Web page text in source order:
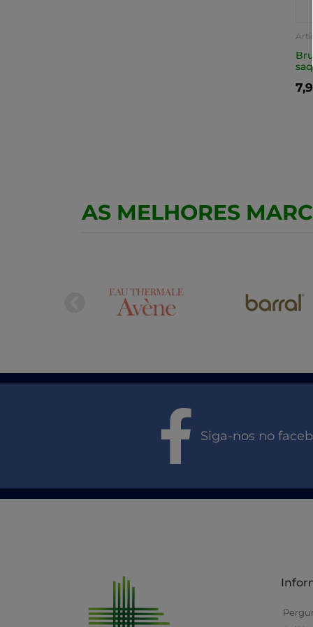
saq
AS MELHORES
Siga-nos no